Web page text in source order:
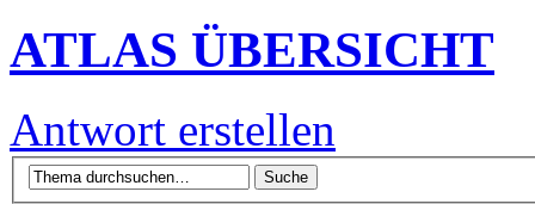
ATLAS ÜBERSICHT
Antwort erstellen